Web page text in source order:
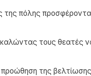
της πόλης
τους θεατές
της